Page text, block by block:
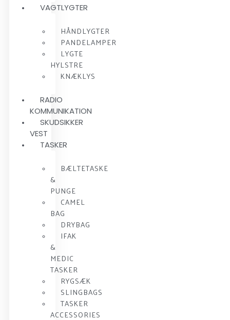
VAGTLYGTER
HÅNDLYGTER
PANDELAMPER
LYGTE
HYLSTRE
KNÆKLYS
RADIO
KOMMUNIKATION
SKUDSIKKER
VEST
TASKER
BÆLTETASKE
&
PUNGE
CAMEL
BAG
DRYBAG
IFAK
&
MEDIC
TASKER
RYGSÆK
SLINGBAGS
TASKER
ACCESSORIES